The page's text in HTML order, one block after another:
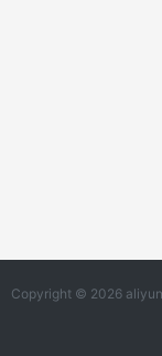
Copyright © 2026